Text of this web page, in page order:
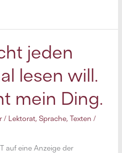
jeden
lesen will.
mein Ding.
/ Lektorat,Sprache,Texten /
auf eine Anzeige der